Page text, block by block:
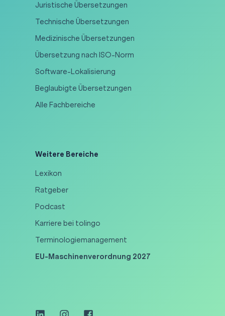
Juristische Übersetzungen
Technische Übersetzungen
Medizinische Übersetzungen
Übersetzung nach ISO-Norm
Software-Lokalisierung
Beglaubigte Übersetzungen
Alle Fachbereiche
Weitere Bereiche
Lexikon
Ratgeber
Podcast
Karriere bei tolingo
Terminologiemanagement
EU-Maschinenverordnung 2027